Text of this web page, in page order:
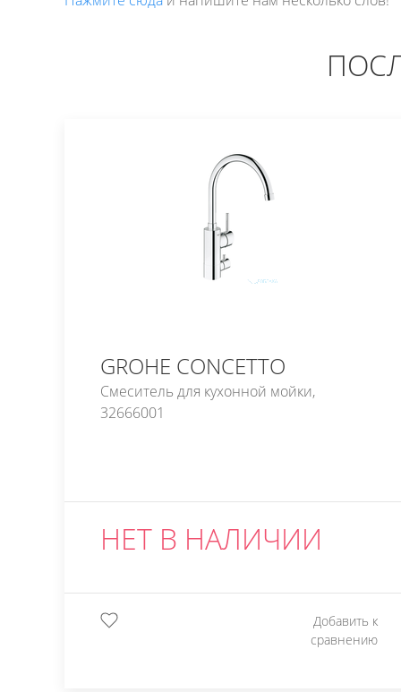
GROHE CONCETTO
Смеситель для кухонной мойки,
32666001
НЕТ В НАЛИЧИИ
Добавить к
сравнению